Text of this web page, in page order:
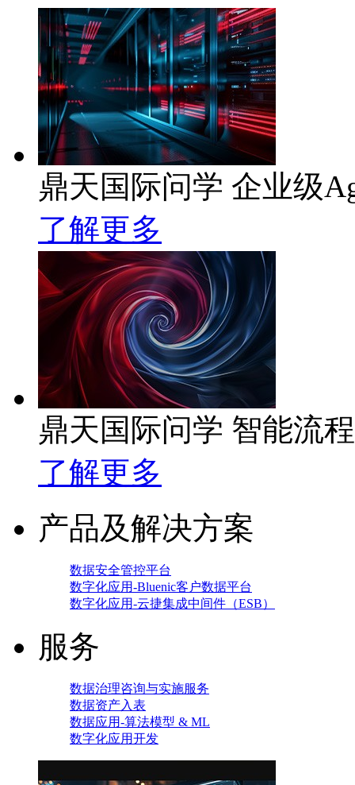
鼎天国际问学 企业级
了解更多
鼎天国际问学 智能流
了解更多
产品及解决方案
数据安全管控平台
数字化应用-Bluenic客户数据平台
数字化应用-云捷集成中间件（ESB）
服务
数据治理咨询与实施服务
数据资产入表
数据应用-算法模型 & ML
数字化应用开发